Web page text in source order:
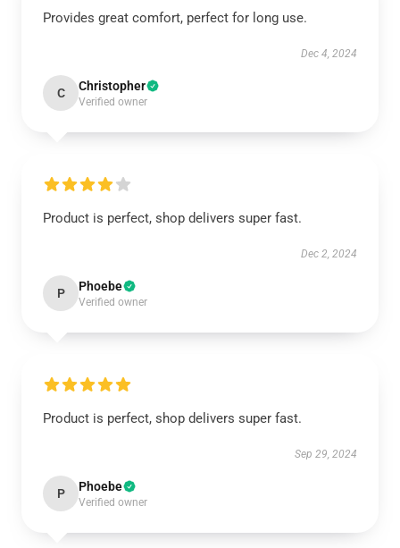
Provides great comfort, perfect for long use.
Dec 4, 2024
C Christopher
Verified owner
Product is perfect, shop delivers super fast.
Dec 2, 2024
P Phoebe
Verified owner
Product is perfect, shop delivers super fast.
Sep 29, 2024
P Phoebe
Verified owner